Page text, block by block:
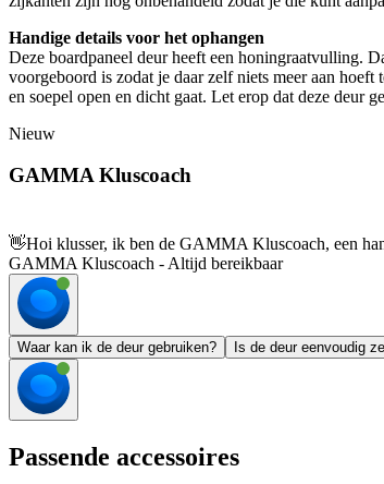
Handige details voor het ophangen
Deze boardpaneel deur heeft een honingraatvulling.
voorgeboord is zodat je daar zelf niets meer aan
en soepel open en dicht gaat. Let erop dat deze deur
Nieuw
GAMMA Kluscoach
👋Hoi klusser, ik ben de GAMMA Kluscoach, een
GAMMA Kluscoach - Altijd bereikbaar
Waar kan ik de deur gebruiken? Is de deur eenvoudig
Passende accessoires